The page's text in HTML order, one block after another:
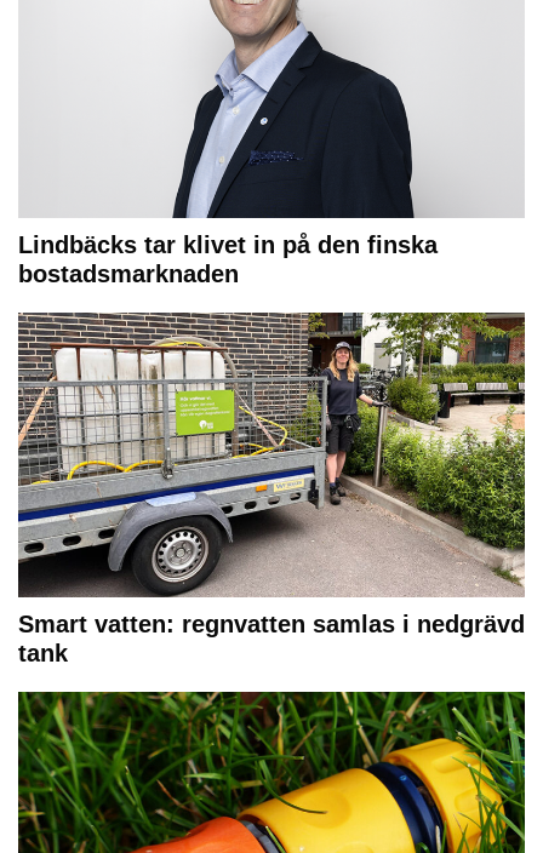
Lindbäcks tar klivet in på den finska
bostadsmarknaden
Smart vatten: regnvatten samlas i nedgrävd
tank